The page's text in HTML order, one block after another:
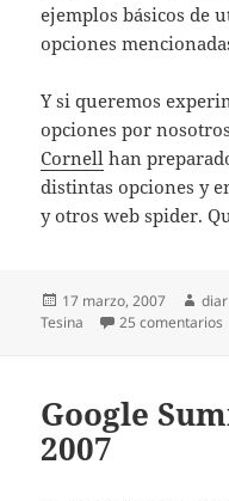
ejemplos básicos de
opciones
Y si queremos
opciones por
Cornell han
distintas opciones y
y otros web spider.
Publicado
el
17 marzo, 2007
Tesina
25 comentarios
Google
2007